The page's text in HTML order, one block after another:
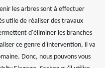
les arbres sont à effectuer
utile de réaliser des travaux
d'éliminer les branches
ce genre d'intervention, il va
Donc, nous pouvons vous